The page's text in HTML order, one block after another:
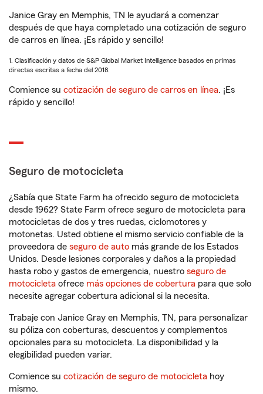
Janice Gray en Memphis, TN le ayudará a comenzar
después de que haya completado una cotización de seguro
de carros en línea. ¡Es rápido y sencillo!
1. Clasificación y datos de S&P Global Market Intelligence basados en primas
directas escritas a fecha del 2018.
Comience su cotización de seguro de carros en línea. ¡Es
rápido y sencillo!
Seguro de motocicleta
¿Sabía que State Farm ha ofrecido seguro de motocicleta
desde 1962? State Farm ofrece seguro de motocicleta para
motocicletas de dos y tres ruedas, ciclomotores y
motonetas. Usted obtiene el mismo servicio confiable de la
proveedora de seguro de auto más grande de los Estados
Unidos. Desde lesiones corporales y daños a la propiedad
hasta robo y gastos de emergencia, nuestro seguro de
motocicleta ofrece más opciones de cobertura para que solo
necesite agregar cobertura adicional si la necesita.
Trabaje con Janice Gray en Memphis, TN, para personalizar
su póliza con coberturas, descuentos y complementos
opcionales para su motocicleta. La disponibilidad y la
elegibilidad pueden variar.
Comience su cotización de seguro de motocicleta hoy
mismo.